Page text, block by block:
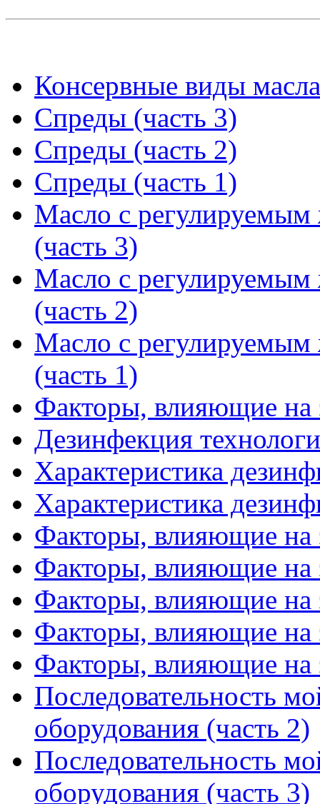
Консервные виды
Спреды (часть 3)
Спреды (часть 2)
Спреды (часть 1)
Масло с
(часть 3)
Масло с
(часть 2)
Масло с
(часть 1)
Факторы, влияющие на
Дезинфекция
Характеристика
Характеристика
Факторы, влияющие на
Факторы, влияющие на
Факторы, влияющие на
Факторы, влияющие на
Факторы, влияющие на
Последовательность
оборудования (часть 2)
Последовательность
оборудования (часть 3)